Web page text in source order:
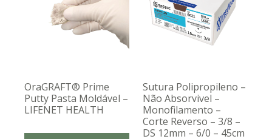
OraGRAFT® Prime
Putty Pasta Moldável –
LIFENET HEALTH
Sutura Polipropileno –
Não Absorvivel –
Monofilamento –
Corte Reverso – 3/8 –
DS 12mm – 6/0 – 45cm